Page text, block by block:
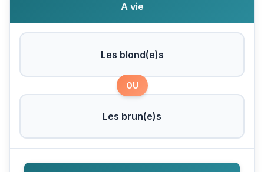
A vie
Les blond(e)s
OU
Les brun(e)s